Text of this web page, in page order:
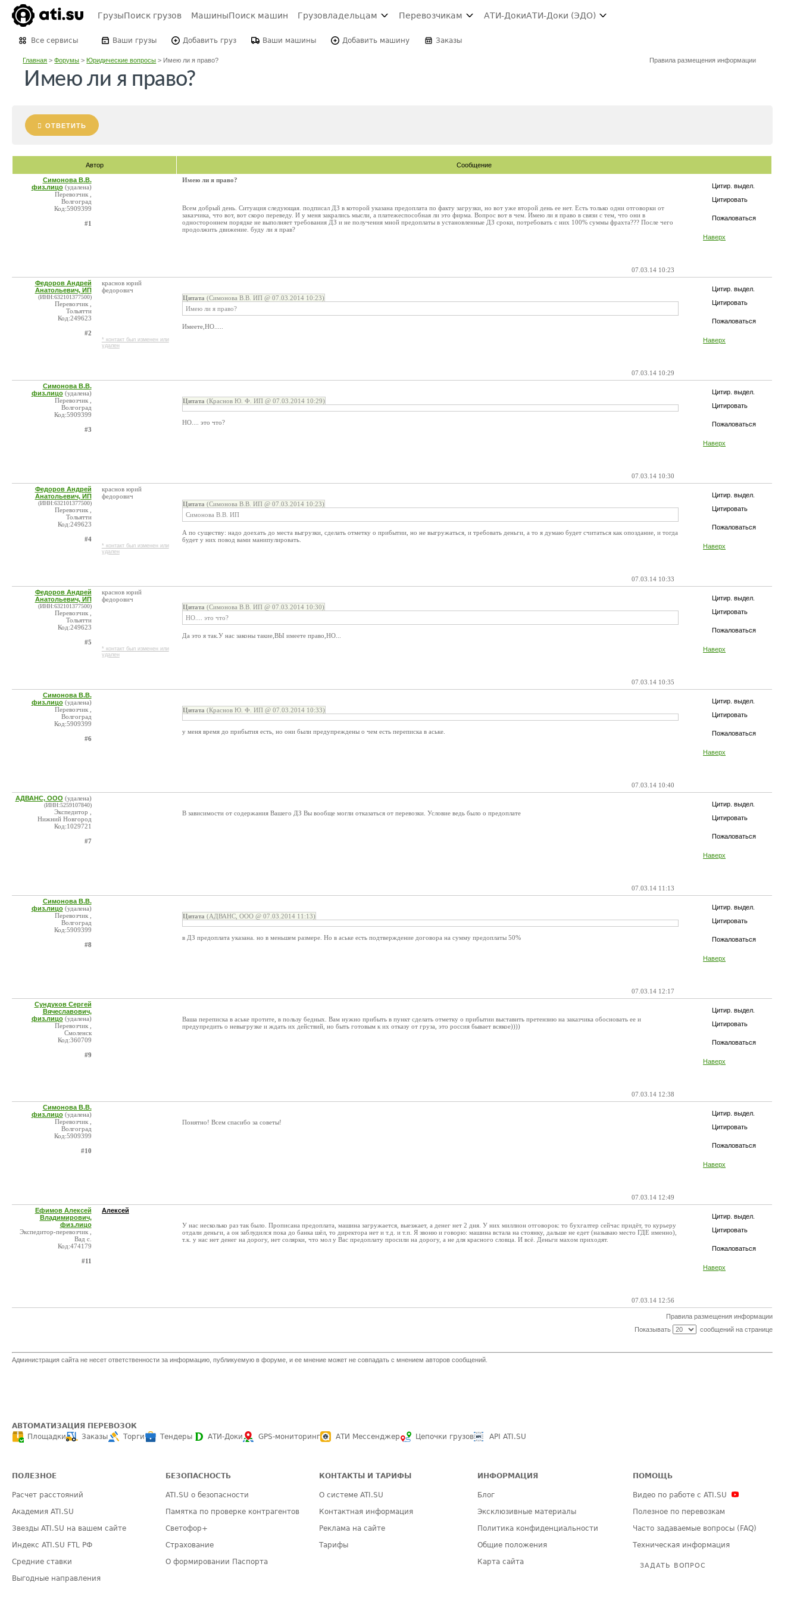
ГрузыПоиск грузов МашиныПоиск машин Грузовладельцам Перевозчикам АТИ-ДокиАТИ-Доки (ЭДО)
Все сервисы Ваши грузы Добавить груз Ваши машины Добавить машину Заказы
Главная >Форумы >Юридические вопросы > Имею ли я право? Правила размещения информации
Имею ли я право?
ОТВЕТИТЬ
Автор Сообщение
Цитир. выдел.
Цитировать
Пожаловаться
Наверх
Симонова В.В.
физ.лицо (удалена)
Перевозчик ,
Волгоград
Код:5909399
#1
Имею ли я право?
Всем добрый день. Ситуация следующая. подписал ДЗ в которой указана предоплата по факту загрузки, но вот уже второй день ее нет. Есть только одни отговорки от
заказчика, что вот, вот скоро переведу. И у меня закрались мысли, а платежеспособная ли это фирма. Вопрос вот в чем. Имею ли я право в связи с тем, что они в
одностороннем порядке не выполняет требования ДЗ и не получения мной предоплаты в установленные ДЗ сроки, потребовать с них 100% суммы фрахта??? После чего
продолжить движение. буду ли я прав?
07.03.14 10:23
Цитир. выдел.
Цитировать
Пожаловаться
Наверх
Федоров Андрей
Анатольевич, ИП
(ИНН:632101377500)
Перевозчик ,
Тольятти
Код:249623
#2
краснов юрий
федорович
* контакт был изменен или
удален
Цитата (Симонова В.В. ИП @ 07.03.2014 10:23)
Имею ли я право?
Имеете,НО.....
07.03.14 10:29
Цитир. выдел.
Цитировать
Пожаловаться
Наверх
Симонова В.В.
физ.лицо (удалена)
Перевозчик ,
Волгоград
Код:5909399
#3
Цитата (Краснов Ю. Ф. ИП @ 07.03.2014 10:29)
НО.... это что?
07.03.14 10:30
Цитир. выдел.
Цитировать
Пожаловаться
Наверх
Федоров Андрей
Анатольевич, ИП
(ИНН:632101377500)
Перевозчик ,
Тольятти
Код:249623
#4
краснов юрий
федорович
* контакт был изменен или
удален
Цитата (Симонова В.В. ИП @ 07.03.2014 10:23)
Симонова В.В. ИП
А по существу: надо доехать до места выгрузки, сделать отметку о прибытии, но не выгружаться, и требовать деньги, а то я думаю будет считаться как опоздание, и тогда
будет у них повод вами манипулировать.
07.03.14 10:33
Цитир. выдел.
Цитировать
Пожаловаться
Наверх
Федоров Андрей
Анатольевич, ИП
(ИНН:632101377500)
Перевозчик ,
Тольятти
Код:249623
#5
краснов юрий
федорович
* контакт был изменен или
удален
Цитата (Симонова В.В. ИП @ 07.03.2014 10:30)
НО.... это что?
Да это я так.У нас законы такие,ВЫ имеете право,НО...
07.03.14 10:35
Цитир. выдел.
Цитировать
Пожаловаться
Наверх
Симонова В.В.
физ.лицо (удалена)
Перевозчик ,
Волгоград
Код:5909399
#6
Цитата (Краснов Ю. Ф. ИП @ 07.03.2014 10:33)
у меня время до прибытия есть, но они были предупреждены о чем есть переписка в аське.
07.03.14 10:40
Цитир. выдел.
Цитировать
Пожаловаться
Наверх
АДВАНС, ООО (удалена)
(ИНН:5259107840)
Экспедитор ,
Нижний Новгород
Код:1029721
#7
В зависимости от содержания Вашего ДЗ Вы вообще могли отказаться от перевозки. Условие ведь было о предоплате
07.03.14 11:13
Цитир. выдел.
Цитировать
Пожаловаться
Наверх
Симонова В.В.
физ.лицо (удалена)
Перевозчик ,
Волгоград
Код:5909399
#8
Цитата (АДВАНС, ООО @ 07.03.2014 11:13)
в ДЗ предоплата указана. но в меньшем размере. Но в аське есть подтверждение договора на сумму предоплаты 50%
07.03.14 12:17
Цитир. выдел.
Цитировать
Пожаловаться
Наверх
Сундуков Сергей
Вячеславович,
физ.лицо (удалена)
Перевозчик ,
Смоленск
Код:360709
#9
Ваша переписка в аське протите, в пользу бедных. Вам нужно прибыть в пункт сделать отметку о прибытии выставить претензию на заказчика обосновать ее и
предупредить о невыгрузке и ждать их действий, но быть готовым к их отказу от груза, это россия бывает всякое))))
07.03.14 12:38
Цитир. выдел.
Цитировать
Пожаловаться
Наверх
Симонова В.В.
физ.лицо (удалена)
Перевозчик ,
Волгоград
Код:5909399
#10
Понятно! Всем спасибо за советы!
07.03.14 12:49
Цитир. выдел.
Цитировать
Пожаловаться
Наверх
Ефимов Алексей
Владимирович,
физ.лицо
Экспедитор-перевозчик ,
Вад с.
Код:474179
#11
Алексей
У нас несколько раз так было. Прописана предоплата, машина загружается, выезжает, а денег нет 2 дня. У них миллион отговорок: то бухгалтер сейчас придёт, то курьеру
отдали деньги, а он заблудился пока до банка шёл, то директора нет и т.д. и т.п. Я звоню и говорю: машина встала на стоянку, дальше не едет (называю место ГДЕ именно),
т.к. у нас нет денег на дорогу, нет солярки, что мол у Вас предоплату просили на дорогу, а не для красного словца. И всё. Деньги махом приходят.
07.03.14 12:56
Правила размещения информации
Показывать
сообщений на странице
Администрация сайта не несет ответственности за информацию, публикуемую в форуме, и ее мнение может не совпадать с мнением авторов сообщений.
АВТОМАТИЗАЦИЯ ПЕРЕВОЗОК
Площадки
Заказы Торги Тендеры АТИ-Доки GPS-мониторинг АТИ Мессенджер Цепочки грузов API ATI.SU
ПОЛЕЗНОЕ
Расчет расстояний
Академия ATI.SU
Звезды ATI.SU на вашем сайте
Индекс ATI.SU FTL РФ
Средние ставки
Выгодные направления
БЕЗОПАСНОСТЬ
ATI.SU о безопасности
Памятка по проверке контрагентов
Светофор+
Страхование
О формировании Паспорта
КОНТАКТЫ И ТАРИФЫ
О системе ATI.SU
Контактная информация
Реклама на сайте
Тарифы
ИНФОРМАЦИЯ
Блог
Эксклюзивные материалы
Политика конфиденциальности
Общие положения
Карта сайта
ПОМОЩЬ
Видео по работе с ATI.SU
Полезное по перевозкам
Часто задаваемые вопросы (FAQ)
Техническая информация
ЗАДАТЬ ВОПРОС